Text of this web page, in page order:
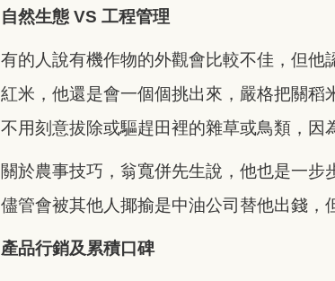
自然生態 VS 工程管理
有的人說有機作物的外觀會比較不佳，但
紅米，他還是會一個個挑出來，嚴格把關稻
不用刻意拔除或驅趕田裡的雜草或鳥類，因
關於農事技巧，翁寬併先生說，他也是一步
儘管會被其他人揶揄是中油公司替他出錢，
產品行銷及累積口碑